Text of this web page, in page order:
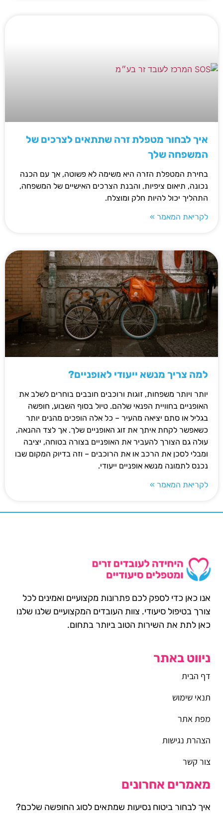
איך לבחור מטפלת זרה שתתאים לצרכים של
המשפחה שלך
בחירת המטפלת הזרה היא משימה לא פשוטה, אך עם הכנה
נכונה, תיאום ציפיות, והבנת הצרכים האישיים של המשפחה,
התהליך יכול להיות חלק ומוצלח.
לקריאת המאמר »
למה צריך מנשא ייעודי לאופניים?
יותר ויותר משפחות, זוגות ורוכבים חובבים בוחרים לשלב את
האופניים בחוויית הפנאי שלהם. טיול בסוף השבוע, חופשה
בגליל או סתם יציאה מהעיר – כל אלה הופכים מהנים יותר
כשאפשר לקחת איתך את זוג האופניים שלך. אך לצד ההנאה,
עולה גם הצורך להעביר את האופניים בצורה בטוחה, יציבה
ומבלי לסכן את הרכב או את הרוכבים – וזה בדיוק המקום שבו
נכנס לתמונה מנשא אופניים ייעודי.
לקריאת המאמר »
אנו כאן כדי לספק לכם פתרונות מקצועיים ואמינים לכל
צורך בטיפול סיעודי. צוות העובדים המקצועיים שלנו שלנו
כאן לתת את השירות הטוב ביותר בתחום.
ניווט באתר
דף הבית
תנאי שימוש
מפת אתר
הצהרת נגישות
צור קשר
מאמרים אחרונים
איך לבחור ביטוח נסיעות שמתאים לסוג החופשה שלכם?